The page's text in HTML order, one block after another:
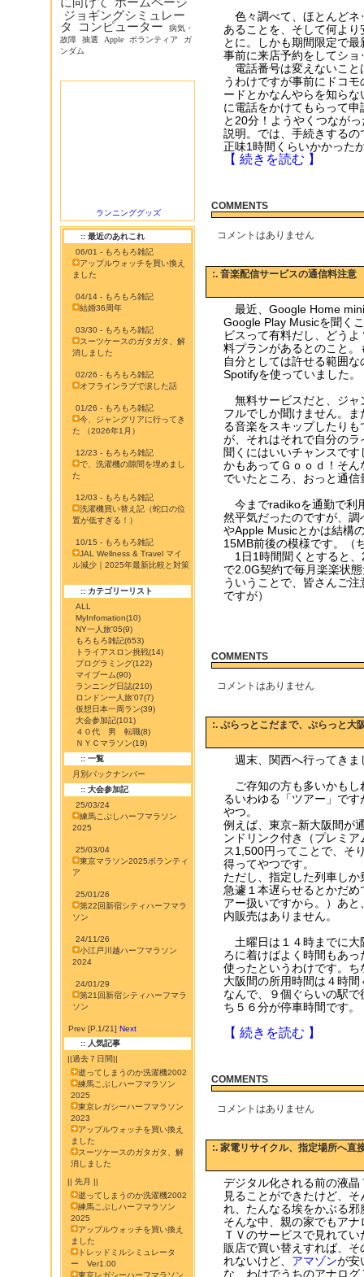
ジョギングシミュレー
タ
コンピューター
病気・
故障
抽選 Apple ボランティア
ガ
ンダム
ランニンググッズ
:: 最近のあれこれ
06/01 - もろもろ雑記
アップルウォッチを買い換え
ました
04/14 - もろもろ雑記
結婚36周年
03/30 - もろもろ雑記
スーツケースのガタガタ、解
消しました
02/26 - もろもろ雑記
オフラインラブで涙した話
01/26 - もろもろ雑記
今、ジャングリアに行ってき
た （2026年1月）
12/23 - もろもろ雑記
で、洗濯機の隙間を埋めまし
た
12/03 - もろもろ雑記
洗濯機買い替え記（蛇口の位
置が低すぎる！）
10/15 - もろもろ雑記
JAL Wellness & Travel マイ
ル減少｜2025年最新比較と対策
:: カテゴリーリスト
ALL
MyInfomation(10)
NY一人旅'05(9)
もろもろ雑記(653)
トライアスロン挑戦(14)
プログラミング(122)
マイブーム(90)
ランニング日誌(210)
ロンドン一人旅'07(7)
仮想日本一周ラン(39)
大会参加記(101)
４０代 男 転職(8)
ＮＹＣマラソン(19)
:: 一覧
月別バックナンバー
:: 大会参加記
25/03/24
練馬こぶしハーフマラソン
2025
25/03/04
東京マラソン2025ボランティ
ア
25/01/26
第22回新宿シティハーフマラ
ソン
24/11/26
小江戸川越ハーフマラソン
2024
24/01/29
第21回新宿シティハーフマラ
ソン
Prev [P.1/21] Next
:: 人気記事
||過去７日間||
逝ってしまうのか洗濯機2002
練馬こぶしハーフマラソン
2025
東京レガシーハーフマラソン
2023
アップルウォッチを買い換え
ました
スーツケースのガタガタ、解
消しました
|| 先月 ||
逝ってしまうのか洗濯機2002
練馬こぶしハーフマラソン
2025
アップルウォッチを買い換え
ました
トレッドミルシミュレータ
ー Ver1.00
東京レガシーハーフマラソン
色々調べて、ほとんどネ
あることを、そして何よ
とに。しかも期間限定で最
事前に来店予約をしてショ
電話番号は変えないこと
うわけですが事前にドコ
ードとかなんやらを知ら
に電話をかけてもらって
と20分！ようやくつなが
説明。では、手続きする
正味1時間くらいかかった
【 続きを読む 】
COMMENTS
コメントはありません
:. 音楽配信サービスの通信料注意
最近、Google Home
Google Play Musicを聞く
ビスって有料だし、どう
料プランがあるとのこと
自分としては許せる範囲
Spotifyを使っていました。
無料サービスだと、ジャ
フルでしか聞けません。
る音楽をスキップしたり
が、それはそれで自分のラ
聞くにはいいチャンスで
かもあってＧｏｏｄ！そん
でいたところ、おっと通
今までradikoを通勤で利
然平気だったのですが、
やApple Musicとかは結構
15MB前後の模様です。（
1日1時間聞くとすると、
で2.0G契約で毎月楽楽状
ういうことで、皆さんご
ですが）
COMMENTS
コメントはありません
:. ぷらっとこだまで、ぷらっと大
週末、関西へ行ってきま
ご存知の方も多いかもし
るいわゆる「ツアー」で
やつ。
例えば、東京−新大阪間が
ンドリンク付き（プレミ
ス1,500円ってことで、そ
得ってやつです。
ただし、指定した列車し
急遽１本遅らせるとかだめ
アー扱いですから。）あ
内販売はありません。
土曜日は１４時までに大
ろに着けばよく時間もあ
使ったというわけです。ち
大阪間の所用時間は４時
なんで、９個ぐらいの駅
ち５６分が停車時間です。
【 続きを読む 】
COMMENTS
コメントはありません
:. 家電リサイクル、指定場所へ直
デジタル化される前の液
見ることができたけど、
れ、たんなる埃をかぶる
そんな中、親の家でもア
ＴＶのサービスで見れて
販店で買い替えすれば、
れないけど、 アマゾンが安
な、わけでうちのアナロ